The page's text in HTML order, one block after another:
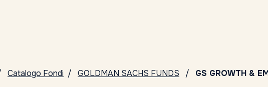
Catalogo Fondi GOLDMAN SACHS FUNDS GS GROWTH &